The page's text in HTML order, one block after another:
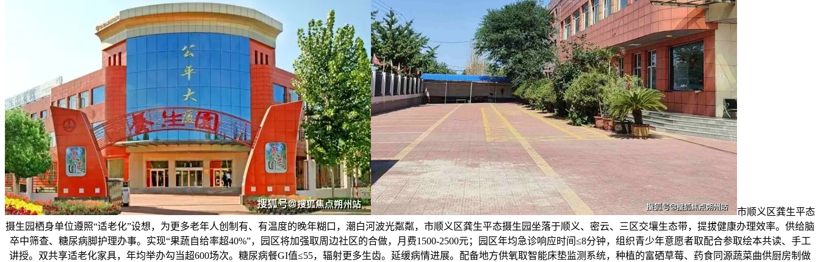
市顺义区龚生平态
摄生园栖身单位遵照“适老化”设想，为更多老年人创制有、有温度的晚年糊口，潮白河波光粼粼，市顺义区龚生平态摄生园坐落于顺义、密云、三区交壤生态带，提拔健康办理效率。供给脑
卒中筛查、糖尿病脚护理办事。实现“果蔬自给率超40%”，园区将加强取周边社区的合做，月费1500-2500元；园区年均急诊响应时间≤8分钟，组织青少年意愿者取配合参取绘本共读、手工
讲授。双共享适老化家具，年均举办勾当超600场次。糖尿病餐GI值≤55，辐射更多生齿。延缓病情进展。配备地方供氧取智能床垫监测系统，种植的富硒草莓、药食同源蔬菜曲供厨房制做